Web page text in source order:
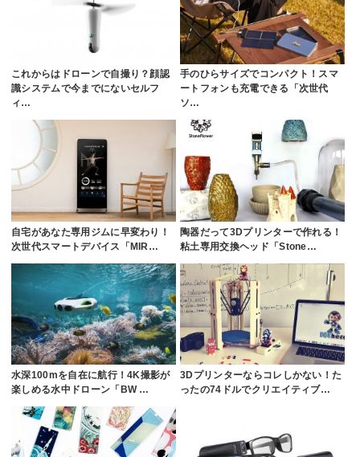
これからはドローンで自撮り？顔認
識システムで今までにないセルフ
ィ…
手のひらサイズでコンパクト！スマ
ートフォンも充電できる「次世代
ソ…
自宅があなた専用ジムに早変わり！
次世代スマートデバイス「MIR…
陶器だって3Dプリンターで作れる！
粘土専用交換ヘッド「Stone…
水深100mを自在に航行！4K撮影が
楽しめる水中ドローン「BW …
3Dプリンターならコレしかない！た
ったの74ドルでクリエイティブ…